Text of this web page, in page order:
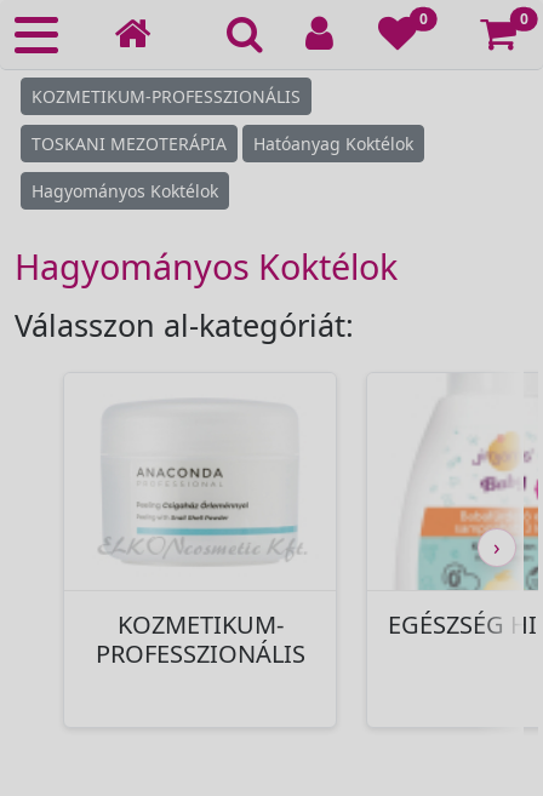
0 0
KOZMETIKUM-PROFESSZIONÁLIS
TOSKANI MEZOTERÁPIA Hatóanyag Koktélok
Hagyományos Koktélok
Hagyományos Koktélok
Válasszon al-kategóriát:
KOZMETIKUM-
PROFESSZIONÁLIS
EGÉSZSÉG
›